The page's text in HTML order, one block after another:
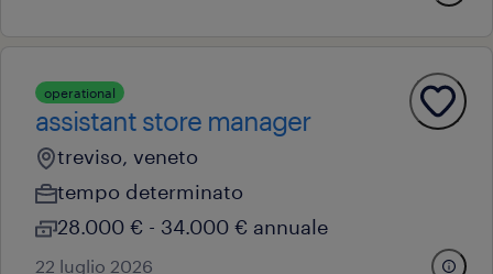
operational
assistant store manager
treviso, veneto
tempo determinato
28.000 € - 34.000 € annuale
22 luglio 2026